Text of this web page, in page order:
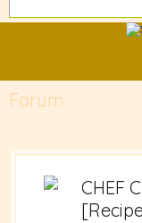
Forum
CHEF